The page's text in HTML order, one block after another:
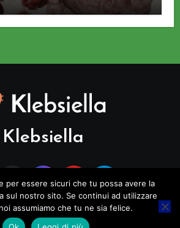
Klebsiella
per essere sicuri che tu possa avere la
sul nostro sito. Se continui ad utilizzare
assumiamo che tu ne sia felice.